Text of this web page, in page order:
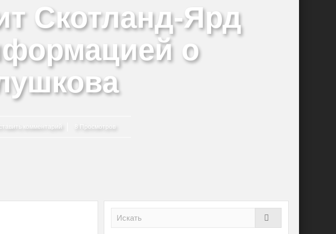
Скотланд-Ярд
о
комментарий 8 Просмотров